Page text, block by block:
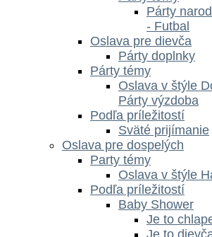
Párty
- Futbal
Oslava pre dievča
Párty doplnky
Párty témy
Oslava v štýle
Párty výzdoba
Podľa príležitostí
Sväté prijímanie
Oslava pre dospelých
Party témy
Oslava v štýle
Podľa príležitostí
Baby Shower
Je to
Je to